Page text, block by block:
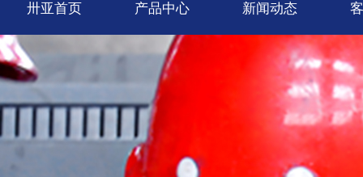
卅亚首页 产品中心 新闻动态